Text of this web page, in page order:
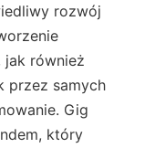
rozwój
jak również
przez samych
Gig
który